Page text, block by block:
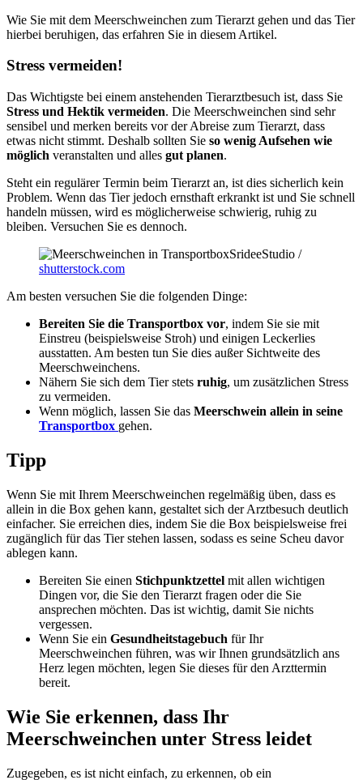
Wie Sie mit dem Meerschweinchen zum Tierarzt gehen und das Tier
hierbei beruhigen, das erfahren Sie in diesem Artikel.
Stress vermeiden!
Das Wichtigste bei einem anstehenden Tierarztbesuch ist, dass Sie
Stress und Hektik vermeiden. Die Meerschweinchen sind sehr
sensibel und merken bereits vor der Abreise zum Tierarzt, dass
etwas nicht stimmt. Deshalb sollten Sie so wenig Aufsehen wie
möglich veranstalten und alles gut planen.
Steht ein regulärer Termin beim Tierarzt an, ist dies sicherlich kein
Problem. Wenn das Tier jedoch ernsthaft erkrankt ist und Sie schnell
handeln müssen, wird es möglicherweise schwierig, ruhig zu
bleiben. Versuchen Sie es dennoch.
SrideeStudio /
shutterstock.com
Am besten versuchen Sie die folgenden Dinge:
Bereiten Sie die Transportbox vor, indem Sie sie mit
Einstreu (beispielsweise Stroh) und einigen Leckerlies
ausstatten. Am besten tun Sie dies außer Sichtweite des
Meerschweinchens.
Nähern Sie sich dem Tier stets ruhig, um zusätzlichen Stress
zu vermeiden.
Wenn möglich, lassen Sie das Meerschwein allein in seine
Transportbox gehen.
Tipp
Wenn Sie mit Ihrem Meerschweinchen regelmäßig üben, dass es
allein in die Box gehen kann, gestaltet sich der Arztbesuch deutlich
einfacher. Sie erreichen dies, indem Sie die Box beispielsweise frei
zugänglich für das Tier stehen lassen, sodass es seine Scheu davor
ablegen kann.
Bereiten Sie einen Stichpunktzettel mit allen wichtigen
Dingen vor, die Sie den Tierarzt fragen oder die Sie
ansprechen möchten. Das ist wichtig, damit Sie nichts
vergessen.
Wenn Sie ein Gesundheitstagebuch für Ihr
Meerschweinchen führen, was wir Ihnen grundsätzlich ans
Herz legen möchten, legen Sie dieses für den Arzttermin
bereit.
Wie Sie erkennen, dass Ihr
Meerschweinchen unter Stress leidet
Zugegeben, es ist nicht einfach, zu erkennen, ob ein